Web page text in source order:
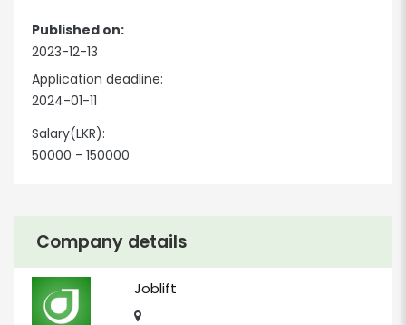
Company details
Joblift
Published on:
2023-12-13
Application deadline:
2024-01-11
Salary(LKR):
50000 - 150000